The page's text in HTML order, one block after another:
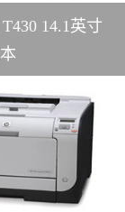
14.1英寸